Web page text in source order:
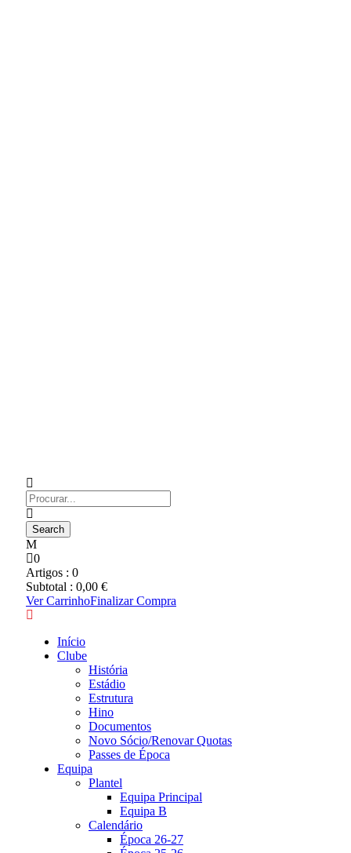
0
Artigos : 0
Subtotal : 0,00 €
Ver CarrinhoFinalizar Compra
Início
Clube
História
Estádio
Estrutura
Hino
Documentos
Novo Sócio/Renovar Quotas
Passes de Época
Equipa
Plantel
Equipa Principal
Equipa B
Calendário
Época 26-27